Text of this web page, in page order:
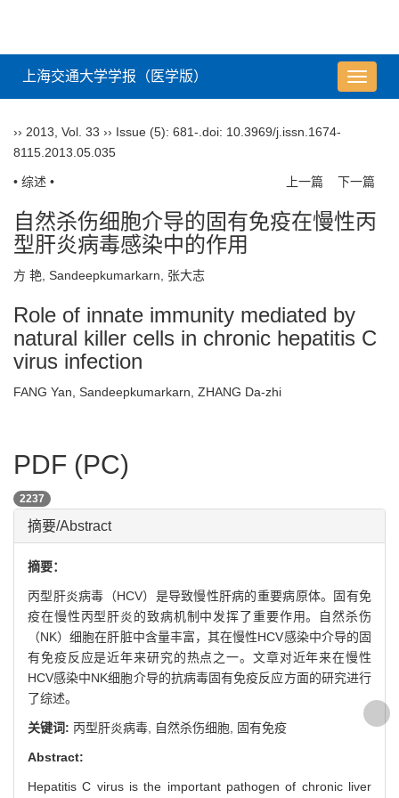
导
航
上海交通大学学报（医学版）
›› 2013 Vol. 33 ›› Issue (5): 681-. doi: 10.3969/j.issn.1674-
8115.2013.05.035
• 综述 • 上一篇 下一篇
自然杀伤细胞介导的固有免疫在慢性丙
型肝炎病毒感染中的作用
方 艳, Sandeepkumarkarn, 张大志
Role of innate immunity mediated by
natural killer cells in chronic hepatitis C
virus infection
FANG Yan, Sandeepkumarkarn, ZHANG Da-zhi
PDF (PC)
2237
摘要/Abstract
摘要：
丙型肝炎病毒（HCV）是导致慢性肝病的重要病原体。固有免
疫在慢性丙型肝炎的致病机制中发挥了重要作用。自然杀伤
（NK）细胞在肝脏中含量丰富，其在慢性HCV感染中介导的固
有免疫反应是近年来研究的热点之一。文章对近年来在慢性
HCV感染中NK细胞介导的抗病毒固有免疫反应方面的研究进行
了综述。
关键词: 丙型肝炎病毒, 自然杀伤细胞, 固有免疫
Abstract:
Hepatitis C virus is the important pathogen of chronic liver